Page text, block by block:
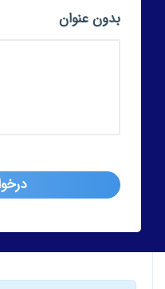
بدون عنوان